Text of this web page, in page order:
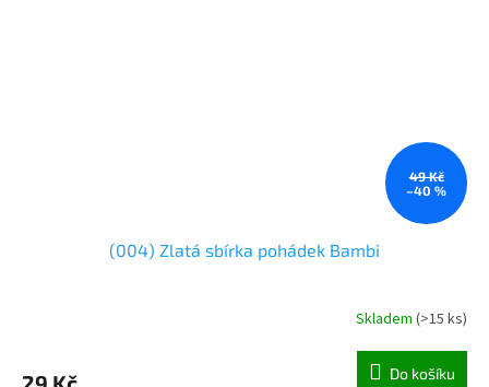
49 Kč
–40 %
(004) Zlatá sbírka pohádek Bambi
Skladem (>15 ks)
Do košíku